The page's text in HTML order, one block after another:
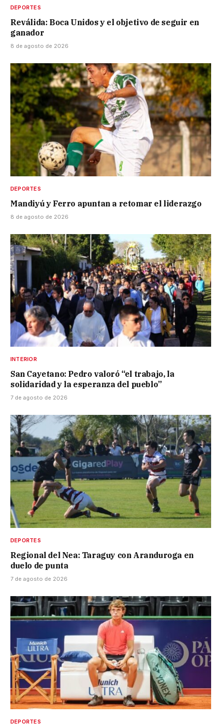
DEPORTES
Reválida: Boca Unidos y el objetivo de seguir en
ganador
8 de agosto de 2026
DEPORTES
Mandiyú y Ferro apuntan a retomar el liderazgo
8 de agosto de 2026
INTERIOR
San Cayetano: Pedro valoró “el trabajo, la
solidaridad y la esperanza del pueblo”
7 de agosto de 2026
DEPORTES
Regional del Nea: Taraguy con Aranduroga en
duelo de punta
7 de agosto de 2026
DEPORTES